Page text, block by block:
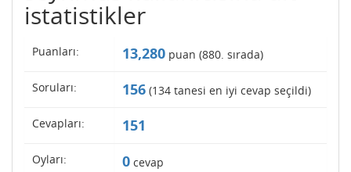
istatistikler
Puanları: 13,280 puan (880. sırada)
Soruları: 156 (134 tanesi en iyi cevap seçildi)
Cevapları: 151
Oyları: 0 cevap